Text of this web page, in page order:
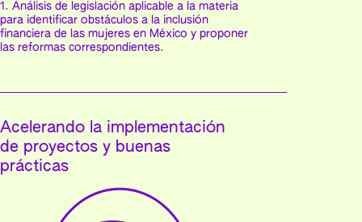
1. Análisis de legislación aplicable a la materia
para identificar obstáculos a la inclusión
financiera de las mujeres en México y proponer
las reformas correspondientes.
Acelerando la implementación
de proyectos y buenas
prácticas